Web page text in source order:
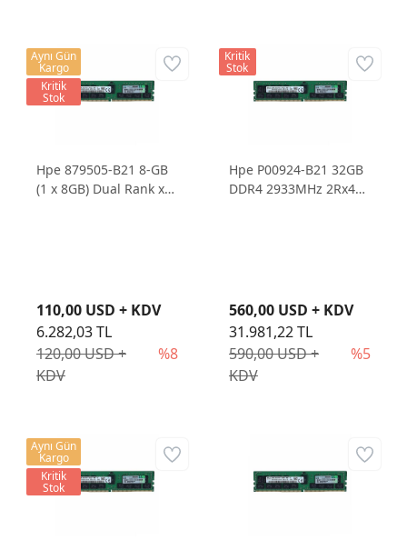
Hpe 879505-B21 8-GB
(1 x 8GB) Dual Rank x8
120,00 USD +
KDV
%8
110,00 USD + KDV
6.282,03 TL
Aynı Gün
Kargo
Kritik
Stok
Hpe P00924-B21 32GB
DDR4 2933MHz 2Rx4
590,00 USD +
KDV
%5
560,00 USD + KDV
31.981,22 TL
Kritik
Stok
Aynı Gün
Kargo
Kritik
Stok